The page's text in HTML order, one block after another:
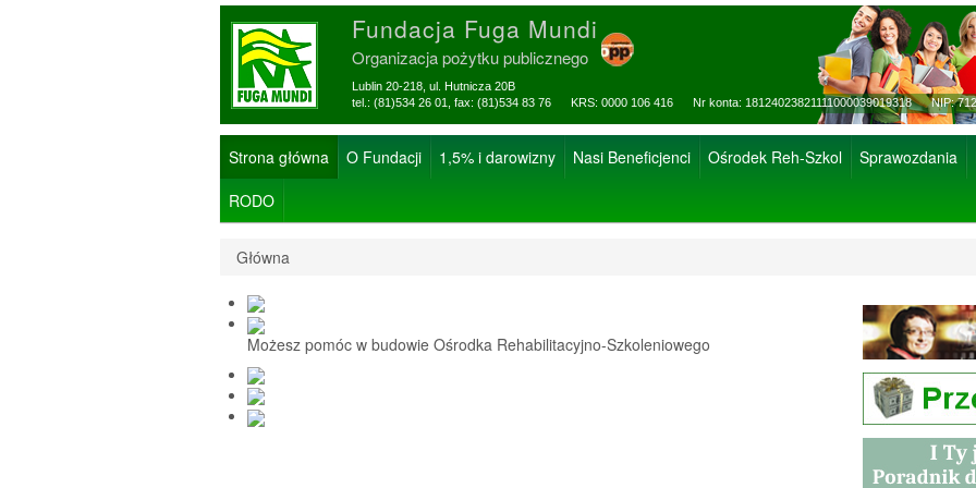
Fundacja Fuga Mundi
Organizacja pożytku publicznego
Lublin 20-218, ul. Hutnicza 20B
tel.: (81)534 26 01, fax: (81)534 83 76 KRS: 0000 106 416 Nr konta: 18124023821111000039019318 NIP:
Strona główna O Fundacji 1,5% i darowizny Nasi Beneficjenci Ośrodek Reh-Szkol Sprawozdania
RODO
Główna
Możesz pomóc w budowie Ośrodka Rehabilitacyjno-Szkoleniowego